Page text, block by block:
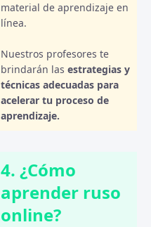
material de aprendizaje en
línea.
Nuestros profesores te
brindarán las estrategias y
técnicas adecuadas para
acelerar tu proceso de
aprendizaje.
4. ¿Cómo
aprender ruso
online?